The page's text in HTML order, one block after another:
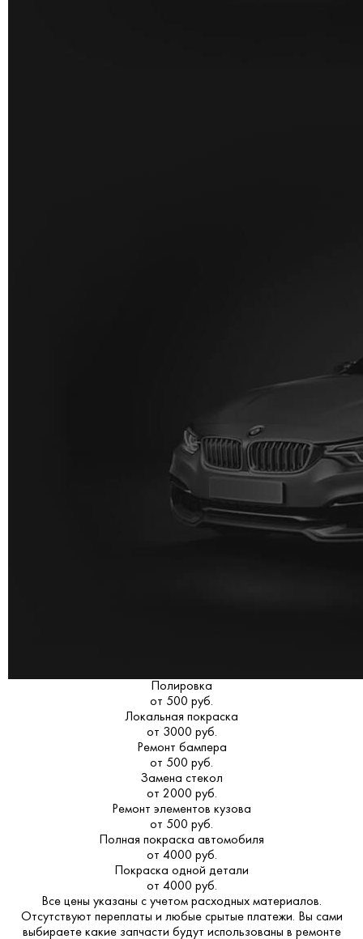
Полировка
от 500 руб.
Локальная покраска
от 3000 руб.
Ремонт бампера
от 500 руб.
Замена стекол
от 2000 руб.
Ремонт элементов кузова
от 500 руб.
Полная покраска автомобиля
от 4000 руб.
Покраска одной детали
от 4000 руб.
Все цены указаны с учетом расходных материалов.
Отсутствуют переплаты и любые срытые платежи. Вы сами
выбираете какие запчасти будут использованы в ремонте